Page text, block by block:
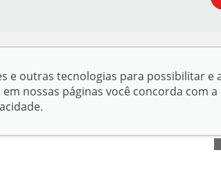
Desacelere, seu bem maior é a vida.
e outras tecnologias para possibilitar
nossas páginas você concorda com
.